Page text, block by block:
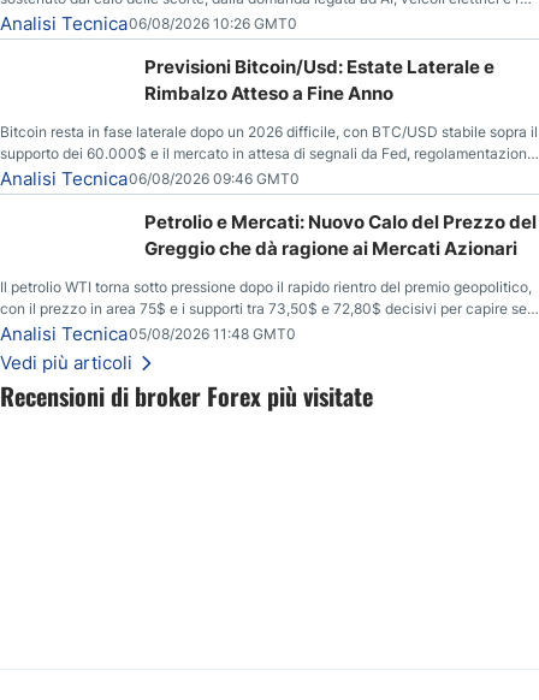
Recensioni di broker Forex più visitate
energetiche, e dai timori di deficit produttivo dal 2028.
Analisi Tecnica06/08/2026 10:26 GMT0
Previsioni Bitcoin/Usd: Estate Laterale e
Rimbalzo Atteso a Fine Anno
Bitcoin resta in fase laterale dopo un 2026 difficile, con BTC/USD stabile sopra il
supporto dei 60.000$ e il mercato in attesa di segnali da Fed, regolamentazione
USA ed elezioni di medio termine.
Analisi Tecnica06/08/2026 09:46 GMT0
Petrolio e Mercati: Nuovo Calo del Prezzo del
Greggio che dà ragione ai Mercati Azionari
Il petrolio WTI torna sotto pressione dopo il rapido rientro del premio geopolitico,
con il prezzo in area 75$ e i supporti tra 73,50$ e 72,80$ decisivi per capire se il
ribasso potrà estendersi verso quota 70$.
Analisi Tecnica05/08/2026 11:48 GMT0
Vedi più articoli